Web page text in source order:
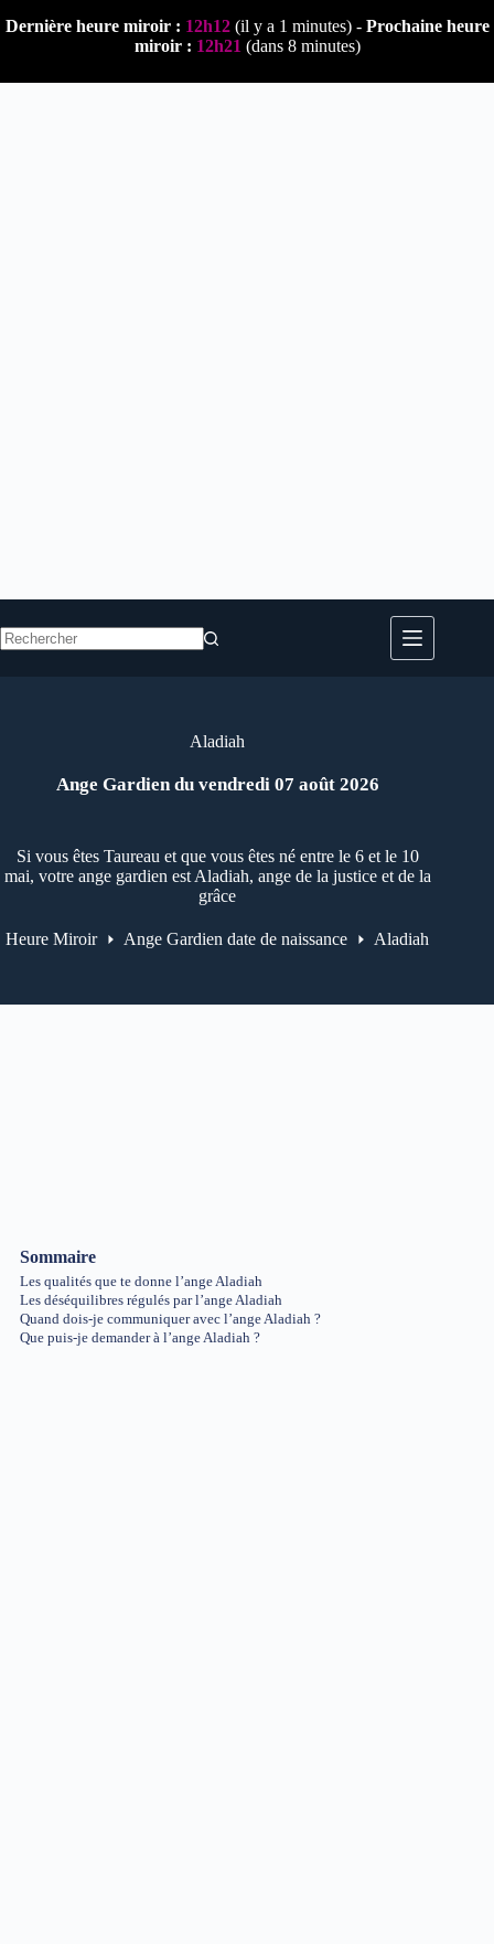
auDernière heure miroir : 12h12(il y a 1 minutes) - Prochaine heure
miroir : 12h21 (dans 8 minutes)
Aladiah
Ange Gardien du vendredi 07 août 2026
Si vous êtes Taureau et que vous êtes né entre le 6 et le 10
mai, votre ange gardien est Aladiah, ange de la justice et de la
grâce
Heure Miroir Ange Gardien date de naissance Aladiah
Sommaire
Les qualités que te donne l’ange Aladiah
Les déséquilibres régulés par l’ange Aladiah
Quand dois-je communiquer avec l’ange Aladiah ?
Que puis-je demander à l’ange Aladiah ?